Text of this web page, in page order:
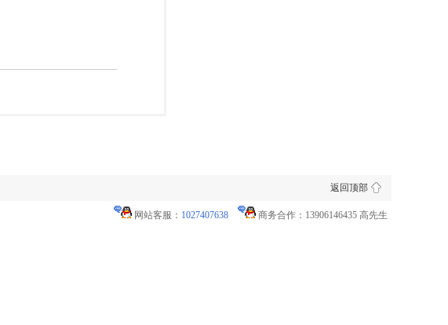
返回顶部
网站客服： 1027407638 商务合作：13906146435 高先生